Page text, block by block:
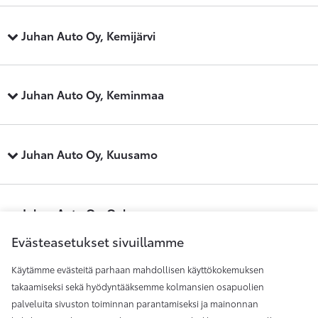
Juhan Auto Oy, Kemijärvi
Juhan Auto Oy, Keminmaa
Juhan Auto Oy, Kuusamo
Juhan Auto Oy, Oulu
Juhan Auto Oy, Raahe
Evästeasetukset sivuillamme
Käytämme evästeitä parhaan mahdollisen käyttökokemuksen
takaamiseksi sekä hyödyntääksemme kolmansien osapuolien
palveluita sivuston toiminnan parantamiseksi ja mainonnan